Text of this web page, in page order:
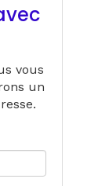
vous
un